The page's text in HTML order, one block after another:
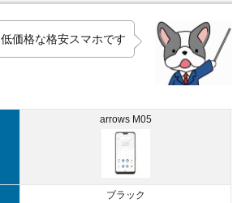
低価格な格安スマホです
arrows M05
ブラック